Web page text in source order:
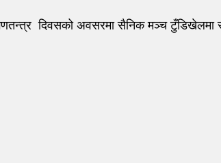
दिवसको अवसरमा सैनिक मञ्च टुँडिखेलमा